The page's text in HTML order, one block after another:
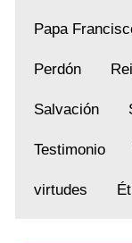
Papa
Perdón
Salvación
Testimonio
virtudes